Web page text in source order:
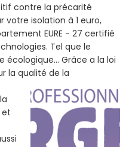
contre la précarité
votre isolation à 1 euro,
EURE - 27 certifié
Tel que le
écologique... Grâce a la loi
la qualité de la
et